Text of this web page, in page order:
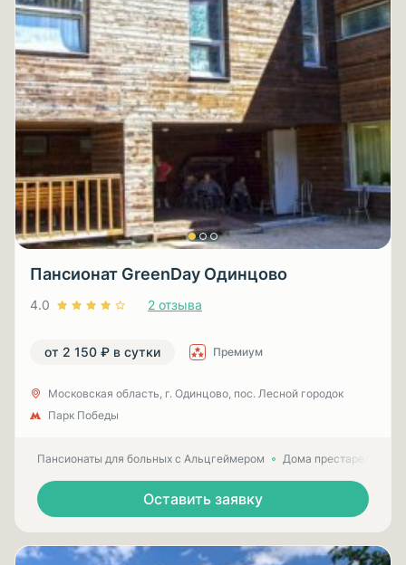
Пансионат GreenDay Одинцово
4.0 2 отзыва
от 2 150 ₽ в сутки Премиум
Московская область, г. Одинцово, пос. Лесной городок
Парк Победы
Пансионаты для больных с Альцгеймером Дома престарелых
Оставить заявку